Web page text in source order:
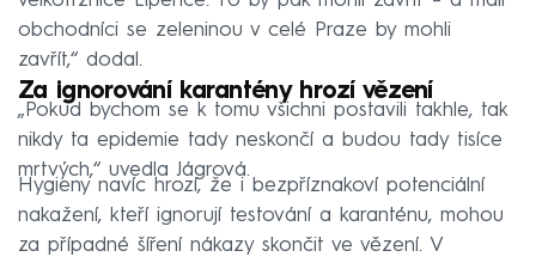
obchodníci se zeleninou v celé Praze by mohli
zavřít,“ dodal.
Za ignorování karantény hrozí vězení
„Pokud bychom se k tomu všichni postavili takhle, tak
nikdy ta epidemie tady neskončí a budou tady tisíce
mrtvých,“ uvedla Jágrová.
Hygieny navíc hrozí, že i bezpříznakoví potenciální
nakažení, kteří ignorují testování a karanténu, mohou
za případné šíření nákazy skončit ve vězení. V